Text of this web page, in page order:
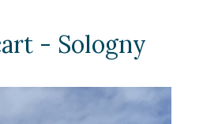
- Sologny